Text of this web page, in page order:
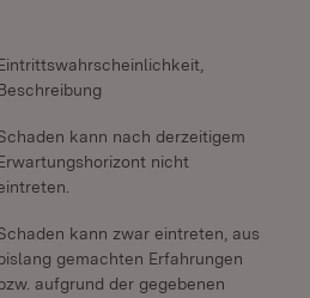
kann nach derzeitigem
nicht
kann zwar eintreten, aus
gemachten Erfahrungen
aufgrund der gegebenen